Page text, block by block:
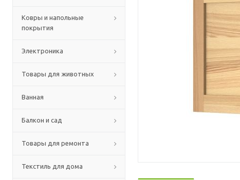
Ковры и напольные
покрытия
Электроника
Товары для животных
Ванная
Балкон и сад
Товары для ремонта
Текстиль для дома